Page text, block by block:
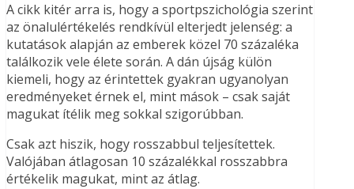
A cikk kitér arra is, hogy a sportpszichológia szerint
az önalulértékelés rendkívül elterjedt jelenség: a
kutatások alapján az emberek közel 70 százaléka
találkozik vele élete során. A dán újság külön
kiemeli, hogy az érintettek gyakran ugyanolyan
eredményeket érnek el, mint mások – csak saját
magukat ítélik meg sokkal szigorúbban.
Csak azt hiszik, hogy rosszabbul teljesítettek.
Valójában átlagosan 10 százalékkal rosszabbra
értékelik magukat, mint az átlag.